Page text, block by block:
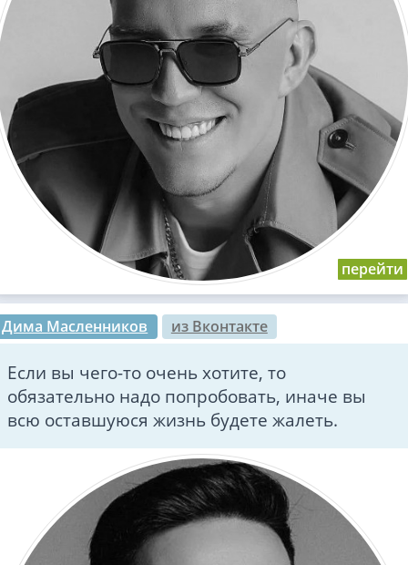
Дима Масленников из Вконтакте
Если вы чего-то очень хотите, то
обязательно надо попробовать, иначе вы
всю оставшуюся жизнь будете жалеть.